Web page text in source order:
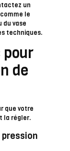
un
le
du vase
techniques.
de
que votre
la régler.